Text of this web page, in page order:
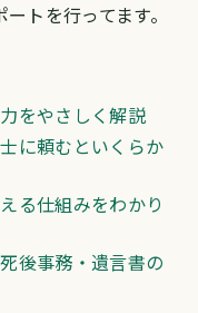
トを行ってます。
をやさしく解説
に頼むといくらか
る仕組みをわかり
後事務・遺言書の